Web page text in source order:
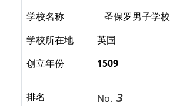
学校名称
圣保罗男子学校
学校所在地
英国
创立年份
1509
排名 No. 3